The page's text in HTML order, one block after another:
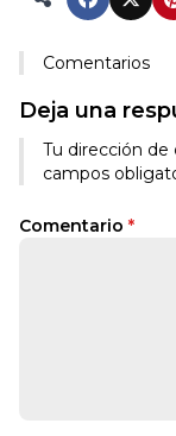
Comentarios
Deja una
Tu dirección de
campos
Comentario *